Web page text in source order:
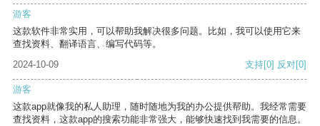
游客
这款软件非常实用，可以帮助我解决很多问题。比如，我可以使用它来
查找资料、翻译语言、编写代码等。
2024-10-09
支持[0] 反对[0]
游客
这款app就像我的私人助理，随时随地为我的办公提供帮助。我经常需要
查找资料，这款app的搜索功能非常强大，能够快速找到我需要的信息。